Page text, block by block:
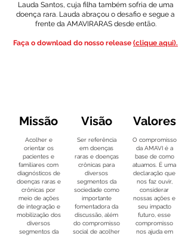
Lauda Santos, cuja filha também sofria de uma
doença rara. Lauda abraçou o desafio e segue a
frente da AMAVIRARAS desde então.
Faça o download do nosso release (clique aqui).
Missão
Acolher e
orientar os
pacientes e
familiares com
diagnósticos de
doenças raras e
crônicas por
meio de ações
de integração e
mobilização dos
diversos
segmentos da
Visão
Ser referência
em doenças
raras e doenças
crônicas para
diversos
segmentos da
sociedade como
importante
fomentadora da
discussão, além
do compromisso
social de acolher
Valores
O compromisso
da AMAVI é a
base de como
atuamos. É uma
declaração que
nos faz ouvir,
considerar
nossas ações e
seu impacto
futuro, esse
compromisso
nos ajuda em